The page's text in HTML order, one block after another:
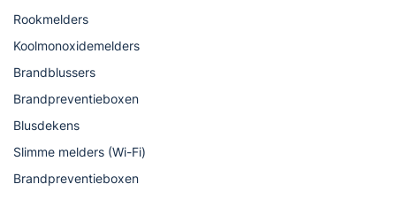
Rookmelders
Koolmonoxidemelders
Brandblussers
Brandpreventieboxen
Blusdekens
Slimme melders (Wi-Fi)
Brandpreventieboxen